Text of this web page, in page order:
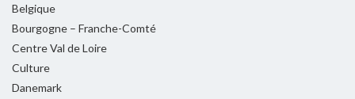
Belgique
Bourgogne – Franche-Comté
Centre Val de Loire
Culture
Danemark